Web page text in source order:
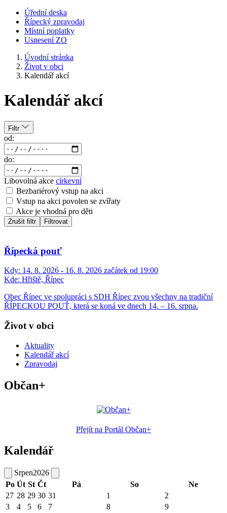
Úřední deska
Řípecký zpravodaj
Místní poplatky
Usnesení ZO
Úvodní stránka
Život v obci
Kalendář akcí
Kalendář akcí
Filtr
od:
do:
Libovolná akce církevní
Bezbariérový vstup na akci
Vstup na akci povolen se zvířaty
Akce je vhodná pro děti
Zrušit filtr Filtrovat
Řípecká pouť
Kdy: 14. 8. 2026 - 16. 8. 2026 začátek od 19:00
Kde: Hřiště, Řípec
Obec Řípec ve spolupráci s SDH Řípec zvou všechny na tradiční
ŘÍPECKOU POUŤ, která se koná ve dnech 14. – 16. srpna.
Život v obci
Aktuality
Kalendář akcí
Zpravodaj
Občan+
Přejít na Portál Občan+
Kalendář
Srpen2026
Po Út St Čt Pá So
Ne
27 28 29 30 31 1
2
3
4 5 6 7 8 9